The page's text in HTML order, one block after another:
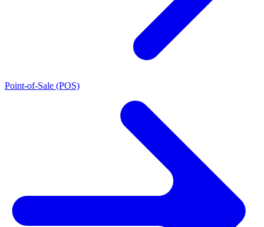
Point-of-Sale (POS)